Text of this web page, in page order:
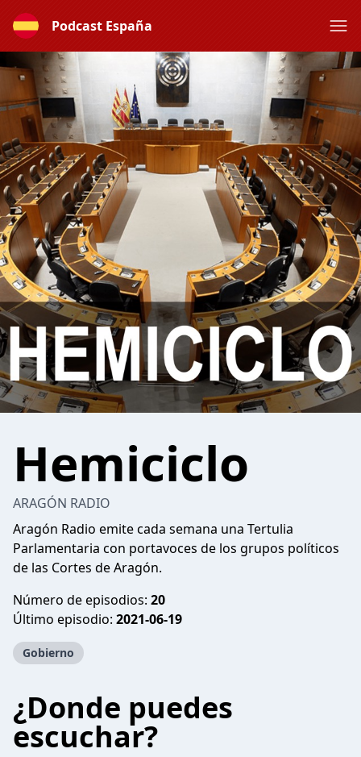
Podcast España
Hemiciclo
ARAGÓN RADIO
Aragón Radio emite cada semana una Tertulia
Parlamentaria con portavoces de los grupos políticos
de las Cortes de Aragón.
Número de episodios: 20
Último episodio: 2021-06-19
Gobierno
¿Donde puedes
escuchar?